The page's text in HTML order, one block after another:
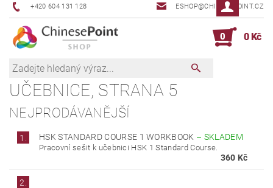
+420 604 131 128 ESHOP@CHINESEPOINT.CZ
0 0 Kč
UČEBNICE, STRANA 5
NEJPRODÁVANĚJŠÍ
1. HSK STANDARD COURSE 1 WORKBOOK – SKLADEM
Pracovní sešit k učebnici HSK 1 Standard Course.
360 Kč
2.